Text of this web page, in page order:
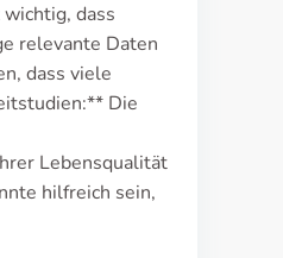
dass
relevante Daten
dass viele
Die
Lebensqualität
hilfreich sein,